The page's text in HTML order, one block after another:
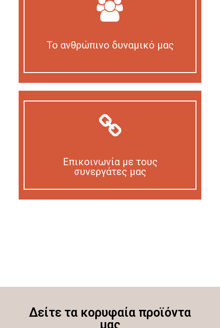
Το ανθρώπινο δυναμικό μας
Επικοινωνία με τους
συνεργάτες μας
Δείτε τα κορυφαία προϊόντα
μας